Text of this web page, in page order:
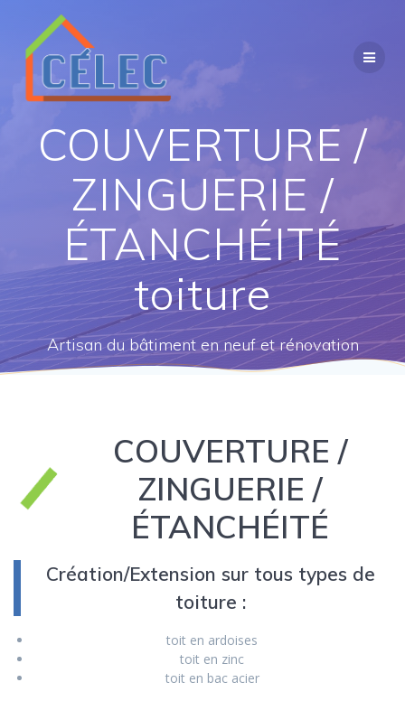
content
COUVERTURE /
ZINGUERIE /
ÉTANCHÉITÉ
toiture
Artisan du bâtiment en neuf et rénovation
COUVERTURE /
ZINGUERIE /
ÉTANCHÉITÉ
Création/Extension sur tous types de
toiture :
toit en ardoises
toit en zinc
toit en bac acier